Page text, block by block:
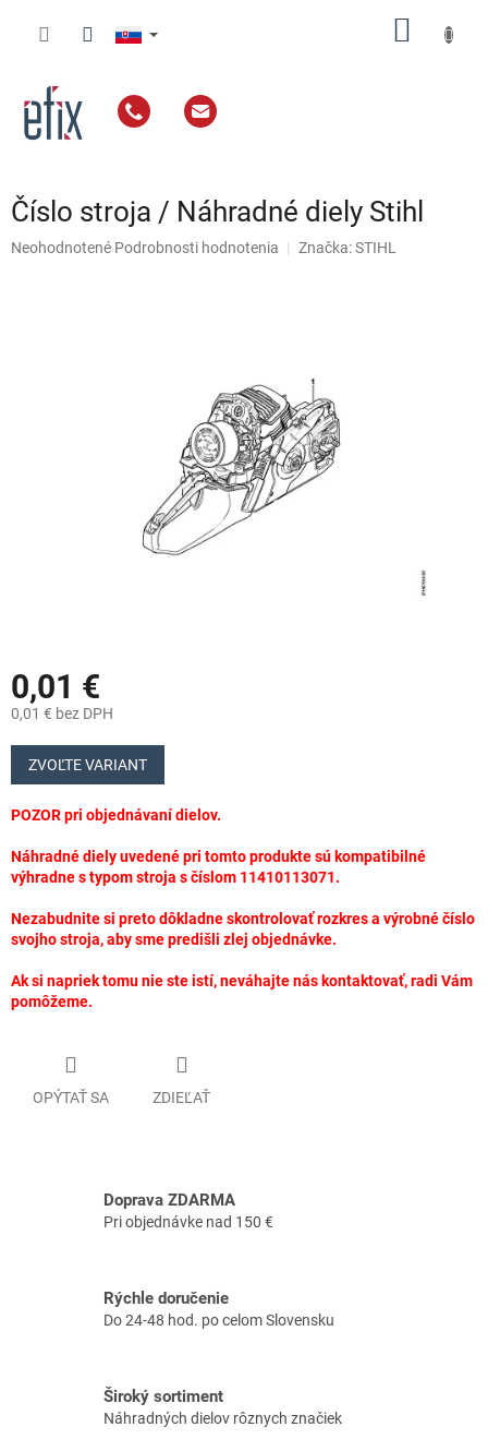
Číslo stroja / Náhradné diely Stihl
Priemerné
Neohodnotené Podrobnosti hodnotenia Značka:STIHL
0,01 €
0,01 € bez DPH
Jednotková
cena:
ZVOĽTE VARIANT
POZOR pri objednávaní dielov.
Náhradné diely uvedené pri tomto produkte sú kompatibilné
výhradne s typom stroja s číslom 11410113071.
Nezabudnite si preto dôkladne skontrolovať rozkres a výrobné číslo
svojho stroja, aby sme predišli zlej objednávke.
Ak si napriek tomu nie ste istí, neváhajte nás kontaktovať, radi Vám
pomôžeme.
OPÝTAŤ SA ZDIEĽAŤ
Doprava ZDARMA
Pri objednávke nad 150 €
Rýchle doručenie
Do 24-48 hod. po celom Slovensku
Široký sortiment
Náhradných dielov rôznych značiek